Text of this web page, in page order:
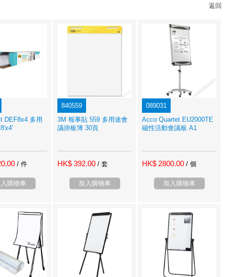
返回
DEF8x4 多用
/ 件
購物車
840559
3M 報事貼 559 多用途會
議掛板簿 30頁
HK$ 392.00 / 套
加入購物車
089031
Acco Quartet EU2000TE
磁性活動會議板 A1
HK$ 2800.00 / 個
加入購物車